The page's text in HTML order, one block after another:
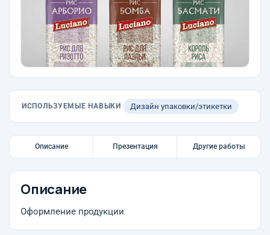
ИСПОЛЬЗУЕМЫЕ НАВЫКИ Дизайн упаковки/этикетки
Описание Презентация Другие работы
Описание
Оформление продукции